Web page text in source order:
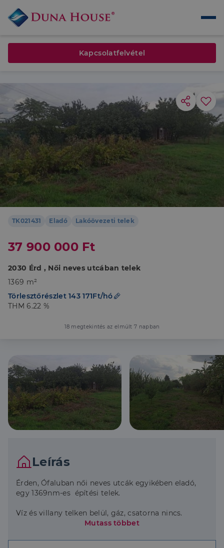
TK021431 Eladó Lakóövezeti telek
37 900 000 Ft
2030 Érd , Női neves utcában telek
1369 m²
Törlesztőrészlet 143 171Ft/hó
THM 6.22 %
18 megtekintés az elmúlt 7 napban
Leírás
Érden, Ófaluban női neves utcák egyikében eladó,
egy 1369nm-es építési telek.
Víz és villany telken belül, gáz, csatorna nincs.
épület, melyben egy szoba , konyha található.
Mutass többet
Kapcsolatfelvétel